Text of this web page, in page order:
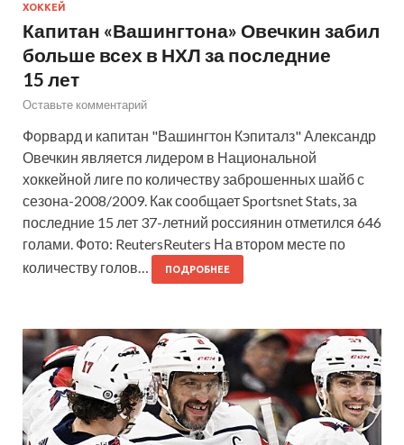
ХОККЕЙ
Капитан «Вашингтона» Овечкин забил
больше всех в НХЛ за последние
15 лет
Оставьте комментарий
Форвард и капитан "Вашингтон Кэпиталз" Александр
Овечкин является лидером в Национальной
хоккейной лиге по количеству заброшенных шайб с
сезона-2008/2009. Как сообщает Sportsnet Stats, за
последние 15 лет 37-летний россиянин отметился 646
голами. Фото: ReutersReuters На втором месте по
количеству голов…
ПОДРОБНЕЕ